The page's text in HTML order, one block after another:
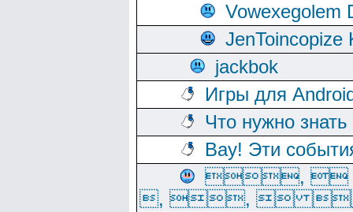
Vowexegolem
JenToincopize
jackbok
Игры для
Что нужно
Вау! Эти
,
, , 